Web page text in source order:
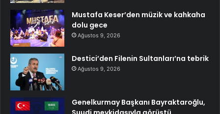
Mustafa Keser’den müzik ve kahkaha
dolu gece
Ağustos 9, 2026
Destici’den Filenin Sultanları’na tebrik
Ağustos 9, 2026
Genelkurmay Başkanı Bayraktaroğlu,